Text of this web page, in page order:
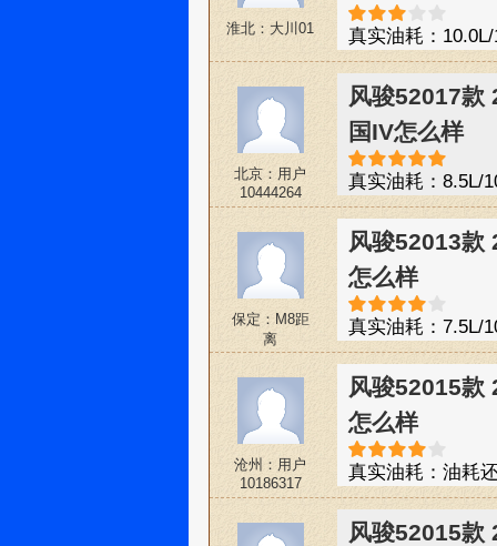
淮北：大川01
真实油耗：
不买了换别的
北京：用户
10444264
风骏52017款
国IV怎么样
真实油耗：8.5L/
端大气上当次，
保定：M8距
离
风骏52013款
怎么样
真实油耗：7.5L/
看，配置不错，
物空间太少，全
看不见，只能摸
沧州：用户
10186317
风骏52015款
怎么样
真实油耗：油耗
错，外形不算难
以后耐用程度怎
风骏52015款